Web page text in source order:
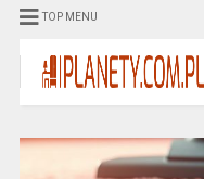
TOP MENU